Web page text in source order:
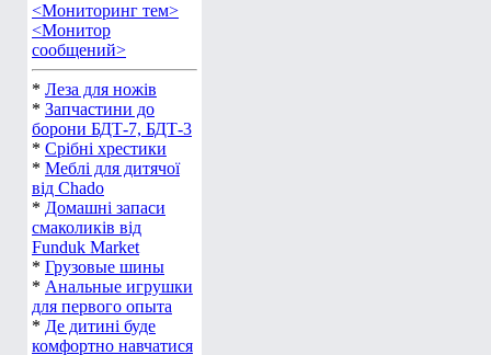
<Мониторинг тем>
<Монитор
сообщений>
* Леза для ножів
* Запчастини до
борони БДТ-7, БДТ-3
* Срібні хрестики
* Меблі для дитячої
від Chado
* Домашні запаси
смаколиків від
Funduk Market
* Грузовые шины
* Анальные игрушки
для первого опыта
* Де дитині буде
комфортно навчатися